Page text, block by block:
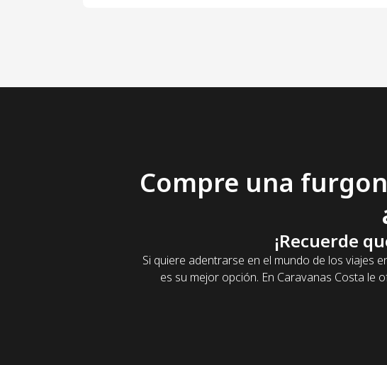
Compre una
¡Recuerde
Si quiere adentrarse en el mundo de los viajes
es su mejor opción. En Caravanas Costa le